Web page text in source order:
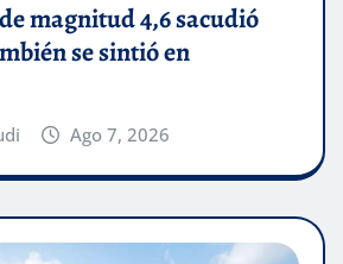
magnitud 4,6 sacudió
se sintió en
Ago 7, 2026